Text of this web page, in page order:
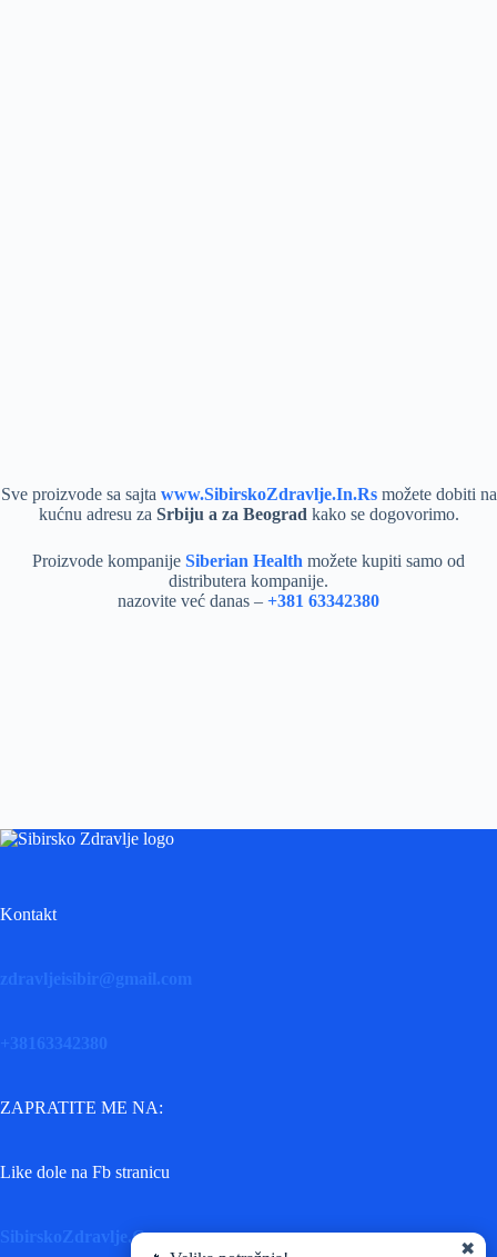
Sve proizvode sa sajta www.SibirskoZdravlje.In.Rsmožete dobiti na
kućnu adresu za Srbiju a za Beograd kako se dogovorimo.
Proizvode kompanije Siberian Health možete kupiti samo od
distributera kompanije.
nazovite već danas – +381 63342380
Kontakt
zdravljeisibir@gmail.com
+38163342380
ZAPRATITE ME NA:
Like dole na Fb stranicu
SibirskoZdravlje.Com
✖